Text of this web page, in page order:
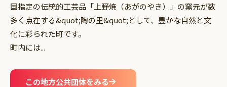
国指定の伝統的工芸品「上野焼（あがのやき）」の窯元が数
多く点在する&quot;陶の里&quot;として、豊かな自然と文
化に彩られた町です。
町内には...
この地方公共団体をみる